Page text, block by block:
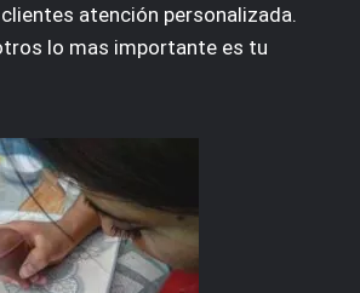
atención personalizada.
lo mas importante es tu